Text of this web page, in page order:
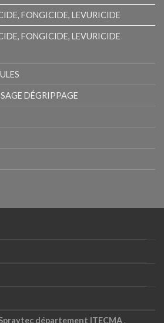
FONGICIDE, LEVURICIDE
FONGICIDE, LEVURICIDE
DÉGRIPPAGE
département ITECMA .